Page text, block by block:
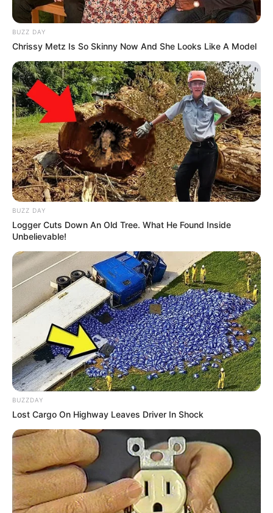
BUZZ DAY
Chrissy Metz Is So Skinny Now And She Looks Like A Model
BUZZ DAY
Logger Cuts Down An Old Tree. What He Found Inside
Unbelievable!
BUZZDAY
Lost Cargo On Highway Leaves Driver In Shock